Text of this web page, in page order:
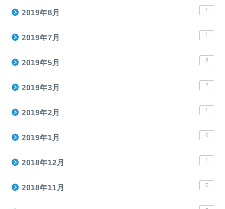
2019年8月 1
2019年7月 1
2019年5月 8
2019年3月 2
2019年2月 1
2019年1月 6
2018年12月 1
2018年11月 5